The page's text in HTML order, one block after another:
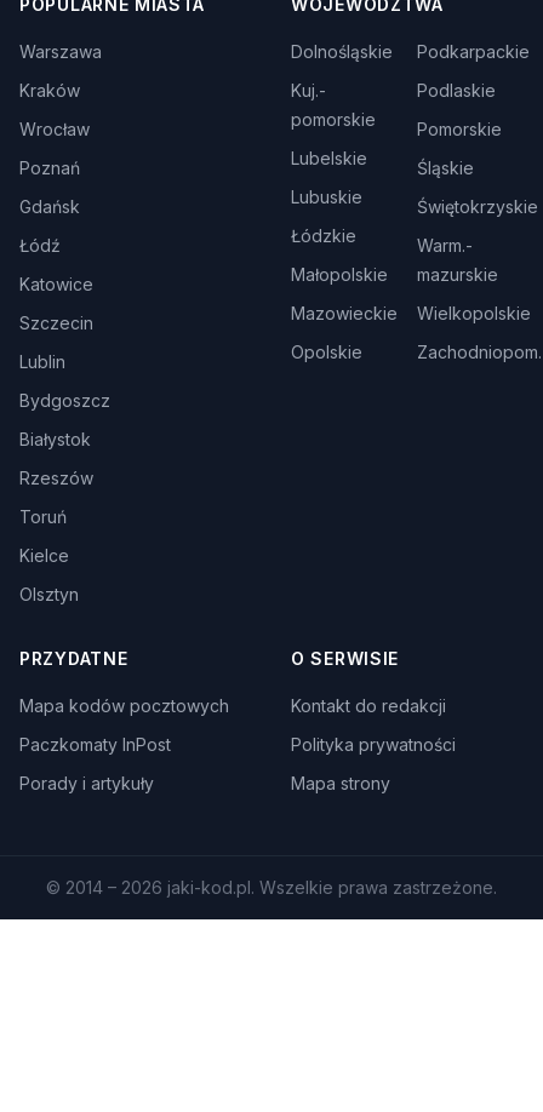
POPULARNE MIASTA
Warszawa
Kraków
Wrocław
Poznań
Gdańsk
Łódź
Katowice
Szczecin
Lublin
Bydgoszcz
Białystok
Rzeszów
Toruń
Kielce
Olsztyn
WOJEWÓDZTWA
Dolnośląskie
Kuj.-
pomorskie
Lubelskie
Lubuskie
Łódzkie
Małopolskie
Mazowieckie
Opolskie
Podkarpackie
Podlaskie
Pomorskie
Śląskie
Świętokrzyskie
Warm.-
mazurskie
Wielkopolskie
Zachodniopom.
PRZYDATNE
Mapa kodów pocztowych
Paczkomaty InPost
Porady i artykuły
O SERWISIE
Kontakt do redakcji
Polityka prywatności
Mapa strony
© 2014 – 2026 jaki-kod.pl. Wszelkie prawa zastrzeżone.